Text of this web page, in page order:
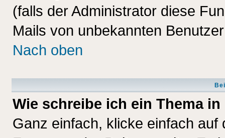
(falls der Administrator diese
Mails von unbekannten
Nach oben
Wie schreibe ich ein Thema
Ganz einfach, klicke einfach